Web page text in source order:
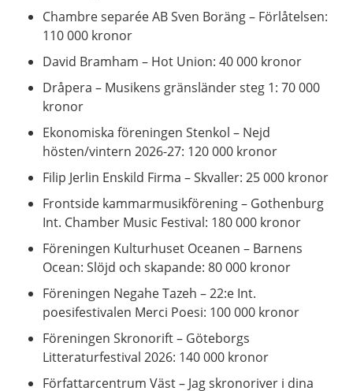
Chambre separée AB Sven Boräng – Förlåtelsen:
110 000 kronor
David Bramham – Hot Union: 40 000 kronor
Dråpera – Musikens gränsländer steg 1: 70 000
kronor
Ekonomiska föreningen Stenkol – Nejd
hösten/vintern 2026-27: 120 000 kronor
Filip Jerlin Enskild Firma – Skvaller: 25 000 kronor
Frontside kammarmusikförening – Gothenburg
Int. Chamber Music Festival: 180 000 kronor
Föreningen Kulturhuset Oceanen – Barnens
Ocean: Slöjd och skapande: 80 000 kronor
Föreningen Negahe Tazeh – 22:e Int.
poesifestivalen Merci Poesi: 100 000 kronor
Föreningen Skronorift – Göteborgs
Litteraturfestival 2026: 140 000 kronor
Författarcentrum Väst – Jag skronoriver i dina